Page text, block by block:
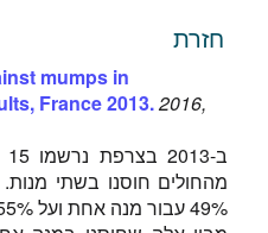
חזרת
mumps in
France 2013.2016,
מהחולים חוסנו בשתי
49% עבור מנה אחת ועל 55% עבור שתי מנות.